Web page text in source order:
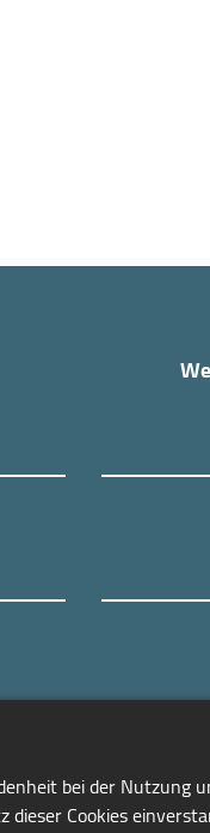
bei der Nutzung
Cookies